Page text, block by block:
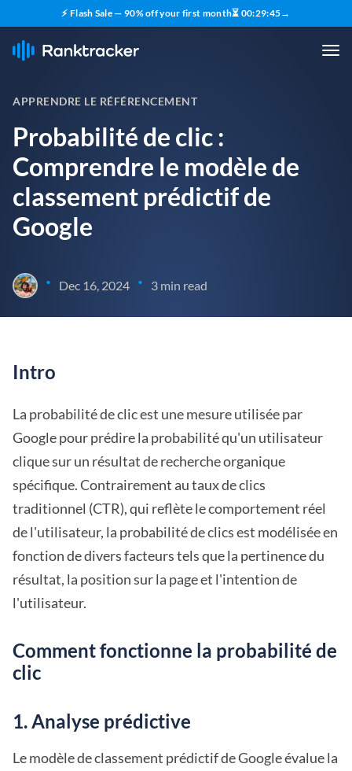
⚡ Flash Sale — 90% off your first month⏳ 00:29:45→
APPRENDRE LE RÉFÉRENCEMENT
Probabilité de clic :
Comprendre le modèle de
classement prédictif de
Google
• Dec 16, 2024 • 3 min read
Intro
La probabilité de clic est une mesure utilisée par
Google pour prédire la probabilité qu'un utilisateur
clique sur un résultat de recherche organique
spécifique. Contrairement au taux de clics
traditionnel (CTR), qui reflète le comportement réel
de l'utilisateur, la probabilité de clics est modélisée en
fonction de divers facteurs tels que la pertinence du
résultat, la position sur la page et l'intention de
l'utilisateur.
Comment fonctionne la probabilité de
clic
1. Analyse prédictive
Le modèle de classement prédictif de Google évalue la